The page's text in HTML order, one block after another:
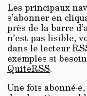
Les principaux
s’abonner en
près de la barre
n’est pas lisible,
dans le lecteur
exemples si
QuiteRSS.
Une fois